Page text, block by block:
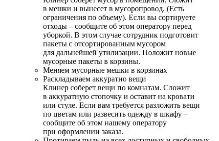
в мешки и вынесет в мусоропровод. (Есть
ограничения по объему). Если вы сортируете
отходы – сообщите об этом оператору перед
уборкой. В этом случае сотрудник подготовит
пакеты с отсортированным мусором
для дальнейшей утилизации. Положит новые
мусорные пакеты в корзины.
Меняем мусорные мешки в корзинах
Раскладываем аккуратно вещи
Клинер соберет вещи по комнатам. Сложит
в аккуратную стопочку и оставит на кровати
или стуле. Если вам требуется разложить вещи
по цветам или развесить одежду в шкафу –
сообщите об этом нашему оператору
при оформлении заказа.